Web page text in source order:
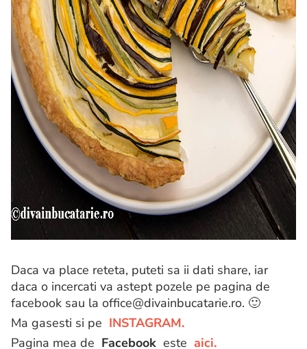
Daca va place reteta, puteti sa ii dati share, iar
daca o incercati va astept pozele pe pagina de
facebook sau la office@divainbucatarie.ro. 🙂
Ma gasesti si pe INSTAGRAM.
Pagina mea de Facebook este aici.